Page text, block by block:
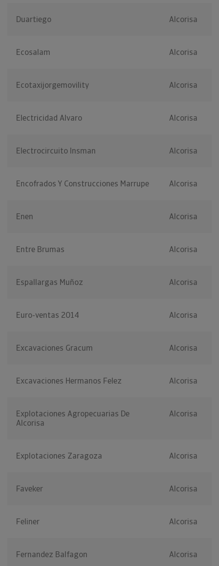
Duartiego Alcorisa
Ecosalam Alcorisa
Ecotaxijorgemovility Alcorisa
Electricidad Alvaro Alcorisa
Electrocircuito Insman Alcorisa
Encofrados Y Construcciones Marrupe Alcorisa
Enen Alcorisa
Entre Brumas Alcorisa
Espallargas Muñoz Alcorisa
Euro-ventas 2014 Alcorisa
Excavaciones Gracum Alcorisa
Excavaciones Hermanos Felez Alcorisa
Explotaciones Agropecuarias De
Alcorisa
Alcorisa
Explotaciones Zaragoza Alcorisa
Faveker Alcorisa
Feliner Alcorisa
Fernandez Balfagon Alcorisa